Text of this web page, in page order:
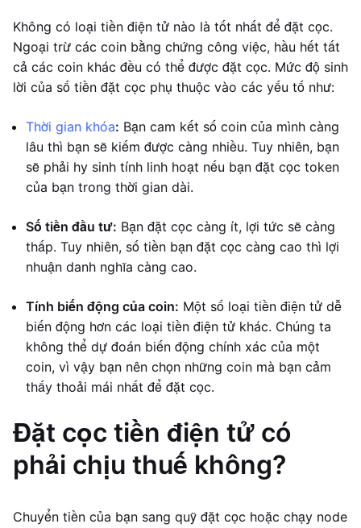
Không có loại tiền điện tử nào là tốt nhất để đặt cọc.
Ngoại trừ các coin bằng chứng công việc, hầu hết tất
cả các coin khác đều có thể được đặt cọc. Mức độ sinh
lời của số tiền đặt cọc phụ thuộc vào các yếu tố như:
Thời gian khóa: Bạn cam kết số coin của mình càng
lâu thì bạn sẽ kiếm được càng nhiều. Tuy nhiên, bạn
sẽ phải hy sinh tính linh hoạt nếu bạn đặt cọc token
của bạn trong thời gian dài.
Số tiền đầu tư: Bạn đặt cọc càng ít, lợi tức sẽ càng
thấp. Tuy nhiên, số tiền bạn đặt cọc càng cao thì lợi
nhuận danh nghĩa càng cao.
Tính biến động của coin: Một số loại tiền điện tử dễ
biến động hơn các loại tiền điện tử khác. Chúng ta
không thể dự đoán biến động chính xác của một
coin, vì vậy bạn nên chọn những coin mà bạn cảm
thấy thoải mái nhất để đặt cọc.
Đặt cọc tiền điện tử có
phải chịu thuế không?
Chuyển tiền của bạn sang quỹ đặt cọc hoặc chạy node